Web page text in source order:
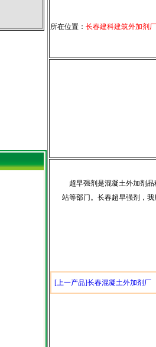
所在位置： 长春建科建筑外加剂厂
超早强剂是混凝土外加剂品
站等部门。长春超早强剂，
[上一产品]长春混凝土外加剂厂